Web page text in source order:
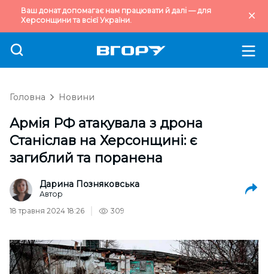
Ваш донат допомагає нам працювати й далі — для
Херсонщини та всієї України.
Головна Новини
Армія РФ атакувала з дрона
Станіслав на Херсонщині: є
загиблий та поранена
Дарина Позняковська
Автор
18 травня 2024 18:26
309